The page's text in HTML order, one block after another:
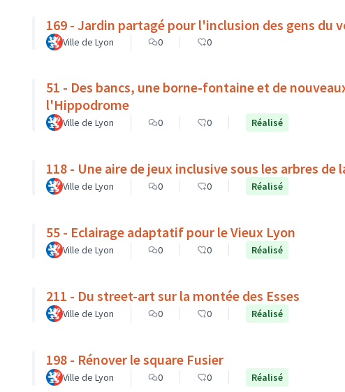
169 - Jardin partagé pour l'inclusion des gens du
Ville de Lyon 0 0
51 - Des bancs, une borne-fontaine et de
l'Hippodrome
Ville de Lyon 0 0 Réalisé
118 - Une aire de jeux inclusive sous les arbres de
Ville de Lyon 0 0 Réalisé
55 - Eclairage adaptatif pour le Vieux Lyon
Ville de Lyon 0 0 Réalisé
211 - Du street-art sur la montée des Esses
Ville de Lyon 0 0 Réalisé
198 - Rénover le square Fusier
Ville de Lyon 0 0 Réalisé